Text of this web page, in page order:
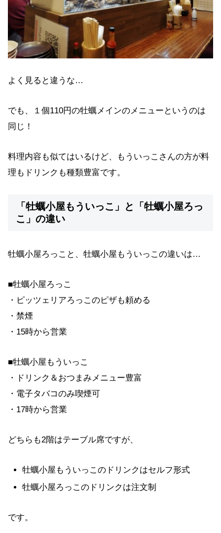
よく見ると違うな…
でも、１個110円の牡蠣メインのメニューというのは
同じ！
料理内容も似てはいるけど、もういっこさんの方が料
理もドリンクも種類豊富です。
「牡蠣小屋もういっこ」と「牡蠣小屋ろっ
こ」の違い
牡蠣小屋ろっこと、牡蠣小屋もういっこの違いは…
■牡蠣小屋ろっこ
・ピッツェリアろっこのピザも頼める
・禁煙
・15時から営業
■牡蠣小屋もういっこ
・ドリンク＆おつまみメニュー豊富
・電子タバコのみ喫煙可
・17時から営業
どちらも2階はテーブル席ですが、
牡蠣小屋もういっこのドリンクはセルフ形式
牡蠣小屋ろっこのドリンクは注文制
です。